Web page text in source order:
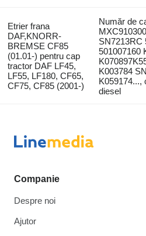
Etrier frana
DAF,KNORR-
BREMSE CF85
(01.01-) pentru cap
tractor DAF LF45,
LF55, LF180, CF65,
CF75, CF85 (2001-)
Număr de
SN7213RC
501007160
K003784
K059174...,
diesel
Companie
Despre noi
Ajutor